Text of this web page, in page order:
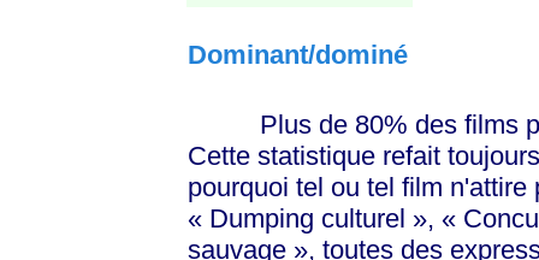
Dominant/dominé
Plus de 80% des films
Cette statistique refait
pourquoi tel ou tel film
« Dumping culturel », «
sauvage », toutes des